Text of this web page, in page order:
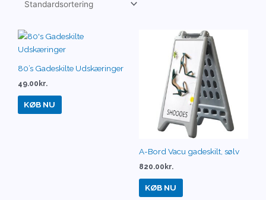
80’s Gadeskilte Udskæringer
49.00kr.
KØB NU
A-Bord Vacu gadeskilt, sølv
820.00kr.
KØB NU